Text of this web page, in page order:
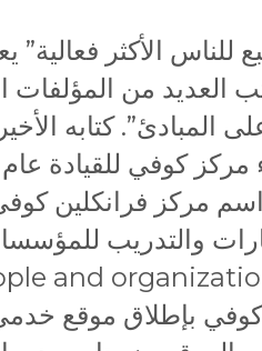
للناس الأكثر فعالية”
العديد من المؤلفات
المبادئ”. كتابه
مركز فرانكلين
والتدريب
قام د. كوفي بإطلاق